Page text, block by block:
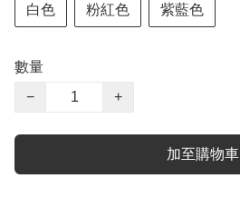
白色 粉紅色 紫藍色
數量
−
+
加至購物車